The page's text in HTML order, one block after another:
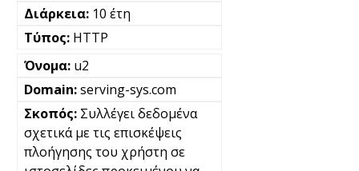
10 έτη
HTTP
u2
serving-sys.com
Συλλέγει δεδομένα
σχετικά με τις επισκέψεις
πλοήγησης του χρήστη σε